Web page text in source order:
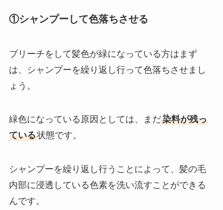
①シャンプーして色落ちさせる
ブリーチをして髪色が緑になっている方はまず
は、シャンプーを繰り返し行って色落ちさせまし
ょう。
緑色になっている原因としては、まだ染料が残っ
ている状態です。
シャンプーを繰り返し行うことによって、髪の毛
内部に浸透している色素を洗い流すことができる
んです。